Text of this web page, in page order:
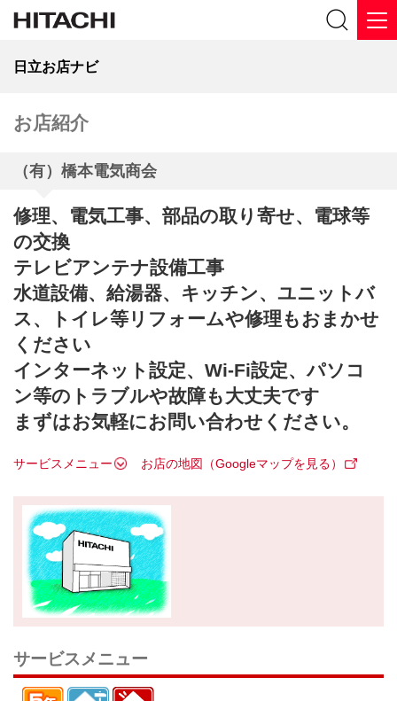
日立お店ナビ
お店紹介
（有）橋本電気商会
修理、電気工事、部品の取り寄せ、電球等
の交換
テレビアンテナ設備工事
水道設備、給湯器、キッチン、ユニットバ
ス、トイレ等リフォームや修理もおまかせ
ください
インターネット設定、Wi-Fi設定、パソコ
ン等のトラブルや故障も大丈夫です
まずはお気軽にお問い合わせください。
サービスメニュー お店の地図（Googleマップを見る）
サービスメニュー